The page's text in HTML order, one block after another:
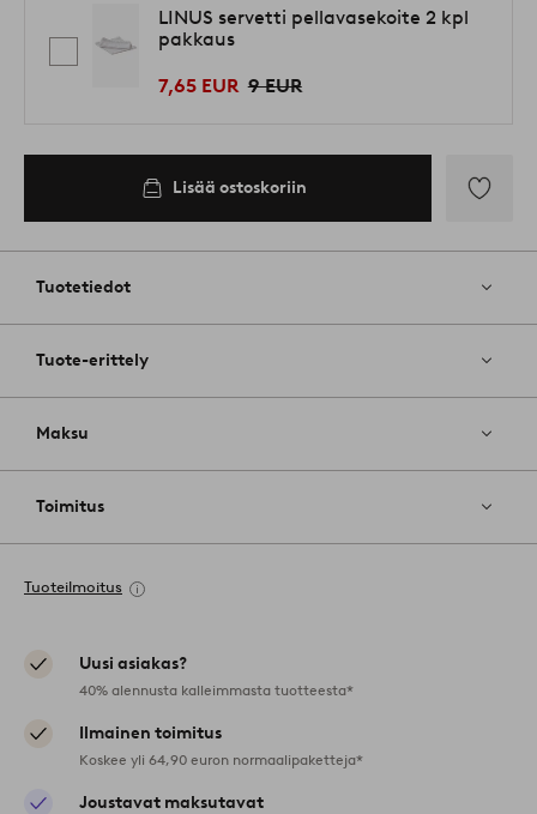
LINUS servetti pellavasekoite 2 kpl
pakkaus
7,65 EUR 9 EUR
Lisää ostoskoriin
Tuotetiedot
Tuote-erittely
Maksu
Toimitus
Tuoteilmoitus
Uusi asiakas?
40% alennusta kalleimmasta tuotteesta*
Ilmainen toimitus
Koskee yli 64,90 euron normaalipaketteja*
Joustavat maksutavat